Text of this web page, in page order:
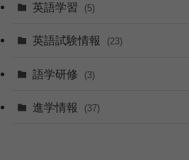
英語学習 (5)
英語試験情報 (23)
語学研修 (3)
進学情報 (37)